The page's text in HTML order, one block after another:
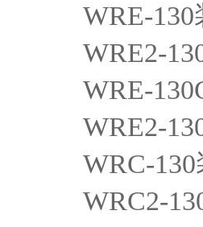
WRE-130
WRE2-
WRE-
WRE2-
WRC-130
WRC2-